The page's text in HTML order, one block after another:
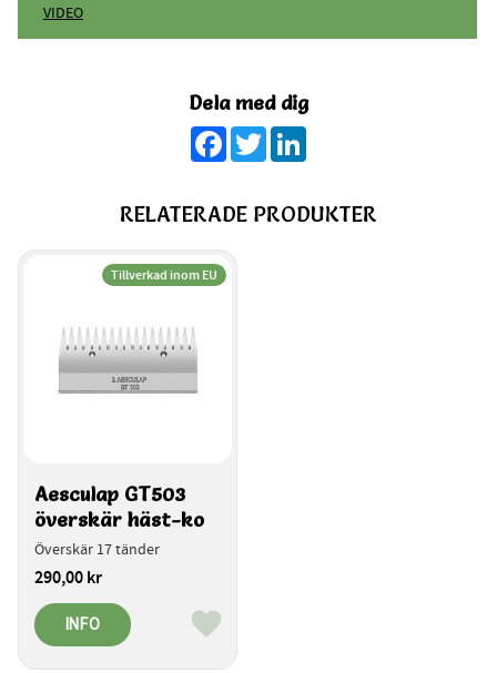
VIDEO
Dela med dig
Facebook
Twitter
RELATERADE PRODUKTER
Aesculap GT503
överskär häst-ko
Överskär 17 tänder
290,00kr
Tillverkad inom EU
Lägg till i favoriter
INFO